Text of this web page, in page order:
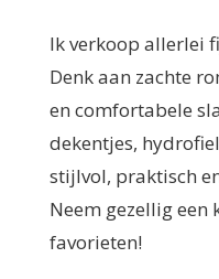
Ik verkoop allerlei
Denk aan zachte
en comfortabele
dekentjes,
stijlvol, praktisch
Neem gezellig
favorieten!